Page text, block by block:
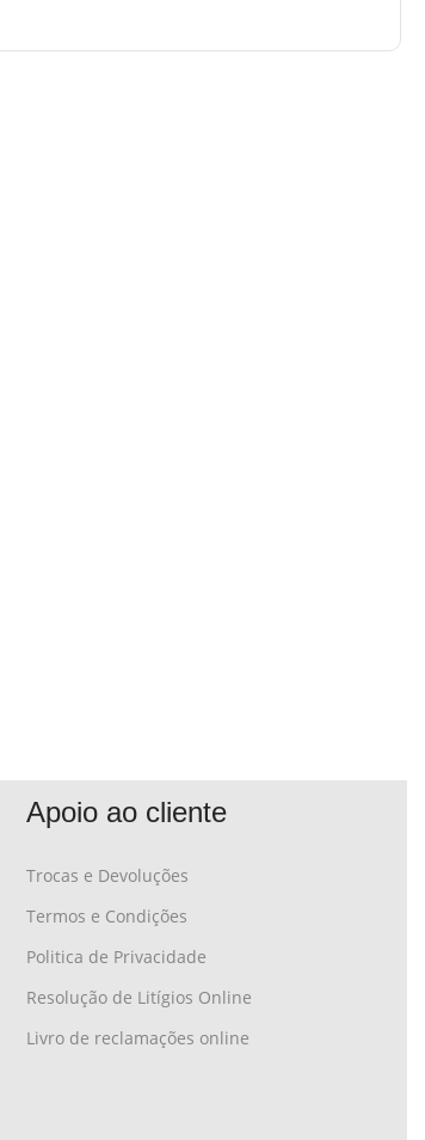
Apoio ao cliente
Trocas e Devoluções
Termos e Condições
Politica de Privacidade
Resolução de Litígios Online
Livro de reclamações online